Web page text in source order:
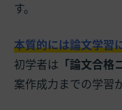
す。
本質的には論文学習
初学者は 「論文合格
案作成力までの学習